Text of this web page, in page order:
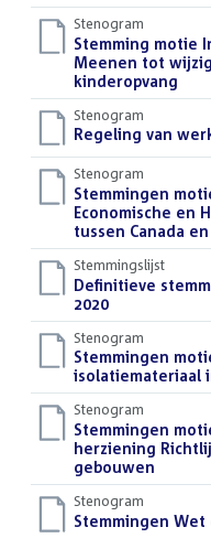
Stenogram
Download
bestand:
Stemming motie
Meenen tot
kinderopvang
Stenogram
Download
bestand:
Regeling van
Stenogram
Download
bestand:
Stemmingen
Economische en
tussen Canada
Stemmingslijst
Download
bestand:
Definitieve
2020()
Stenogram
Download
bestand:
Stemmingen
isolatiemateriaal
Stenogram
Download
bestand:
Stemmingen
herziening
gebouwen
Stenogram
Download
Stemmingen